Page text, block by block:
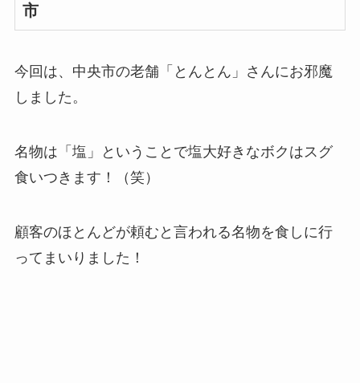
市
今回は、中央市の老舗「とんとん」さんにお邪魔
しました。
名物は「塩」ということで塩大好きなボクはスグ
食いつきます！（笑）
顧客のほとんどが頼むと言われる名物を食しに行
ってまいりました！